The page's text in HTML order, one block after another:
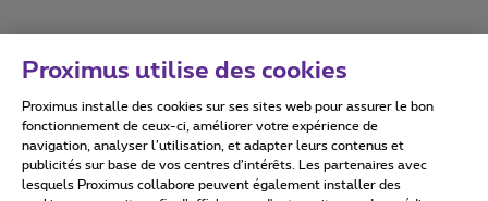
Conditions d'utilisation Accessibility statement
Proximus utilise des cookies
Proximus installe des cookies sur ses sites web pour assurer le bon
fonctionnement de ceux-ci, améliorer votre expérience de
navigation, analyser l’utilisation, et adapter leurs contenus et
publicités sur base de vos centres d’intérêts. Les partenaires avec
lesquels Proximus collabore peuvent également installer des